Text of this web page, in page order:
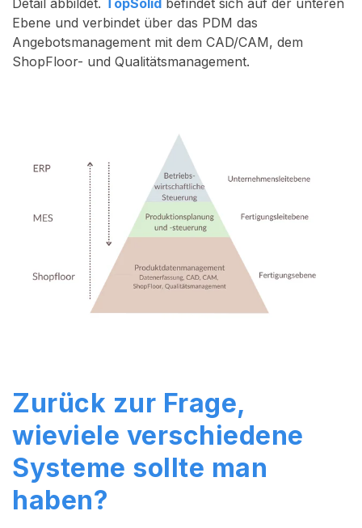
Detail abbildet. TopSolid befindet sich auf der unteren
Ebene und verbindet über das PDM das
Angebotsmanagement mit dem CAD/CAM, dem
ShopFloor- und Qualitätsmanagement.
Zurück zur Frage,
wieviele verschiedene
Systeme sollte man
haben?